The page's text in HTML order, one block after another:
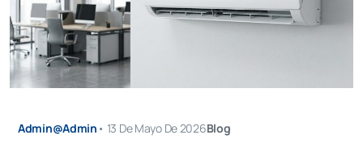
Admin@admin • 13 De Mayo De 2026Blog